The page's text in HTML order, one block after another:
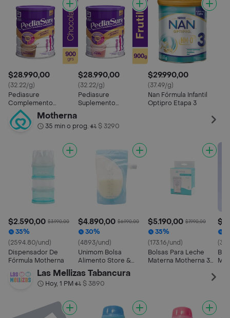
$28.990,00
(32.22/g)
Pediasure
Complemento
Alimenticio Sabor
Chocolate en Polvo
$28.990,00
(32.22/g)
Pediasure
Suplemento
$29.990,00
(37.49/g)
Nan Fórmula Infantil
Optipro Etapa 3
Motherna
35 min o prog.• $ 3290
$2.590,00 $3.990,00
35%
(2594.80/und)
Dispensador De
Fórmula Motherna
$4.890,00 $6.990,00
30%
(4893/und)
Unimom Bolsa
Alimento Store &
Feed 1
$5.190,00 $7.990,00
35%
(173.16/und)
Bolsas Para Leche
Materna Motherna 30
Las Mellizas Tabancura
Hoy, 1 PM• $ 3890